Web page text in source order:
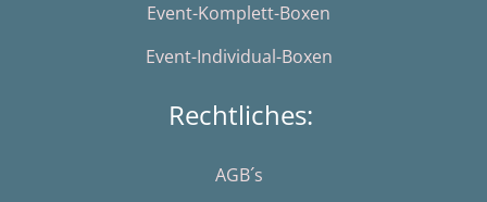
Event-Komplett-Boxen
Event-Individual-Boxen
Rechtliches:
AGB´s